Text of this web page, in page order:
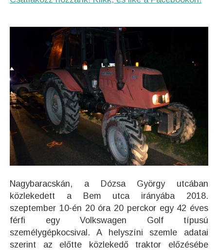
Nagybaracskán, a Dózsa György utcában
közlekedett a Bem utca irányába 2018.
szeptember 10-én 20 óra 20 perckor egy 42 éves
férfi egy Volkswagen Golf típusú
személygépkocsival. A helyszíni szemle adatai
szerint az előtte közlekedő traktor előzésébe